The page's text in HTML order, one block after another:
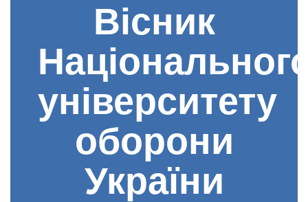
Вісник
університету
оборони
України